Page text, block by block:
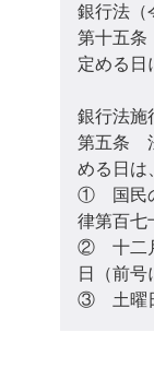
銀行法（
第十五
定める日
銀行法施
第五条
める日は
① 国民の
律第百七
② 十二月
日（前号
③ 土曜